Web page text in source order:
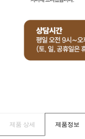
제품 상세 제품정보